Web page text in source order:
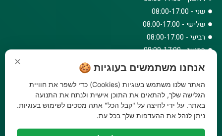
שני - 08:00-17:00
שלישי - 08:00-17:00
רביעי - 08:00-17:00
חמישי - 08:00-17:00
שישי - 08:00-12:30
צרו קשר
073-779-6243
וואטסאפ
amirbair@amir-agricul.co.il
× אנחנו משתמשים בעוגיות 🍪
האתר שלנו משתמש בעוגיות (Cookies) כדי לשפר את חוויית
הגלישה שלך, להתאים את התוכן אישית ולנתח את התנועה
באתר. על ידי לחיצה על "קבל הכל" אתה מסכים לשימוש בעוגיות.
ניתן לנהל את ההעדפות שלך בכל עת.